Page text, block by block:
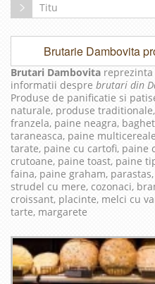
Titu
Brutarie Dambovita
Brutari Dambovita
informatii despre brutari din
Produse de panificatie si
naturale, produse
franzela, paine neagra,
taraneasca, paine
tarate, paine cu cartofi, paine
crutoane, paine toast, paine
faina, paine graham,
strudel cu mere, cozonaci,
croissant, placinte, melci cu
tarte, margarete